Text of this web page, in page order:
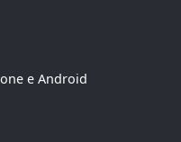
e Android